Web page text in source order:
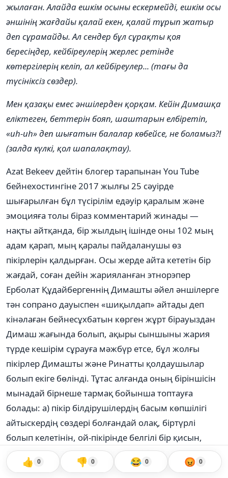
жылаған. Алайда ешкім осыны ескермейді, ешкім осы
әншінің жағдайы қалай екен, қалай тұрып жатыр
деп сұрамайды. Ал сендер бұл сұрақты қоя
бересіңдер, кейбіреулерің жерлес ретінде
көтергілерің келіп, ал кейбіреулер... (тағы да
түсініксіз сөздер).
Мен қазақы емес әншілерден қорқам. Кейін Димашқа
еліктеген, беттерін бояп, шаштарын елбіретіп,
«иһ-иһ» деп шығатын балалар көбейсе, не боламыз?!
(залда күлкі, қол шапалақтау).
Azat Bekeev дейтін блогер тарапынан You Tube
бейнехостингіне 2017 жылғы 25 сәуірде
шығарылған бұл түсірілім едәуір қаралым және
эмоцияға толы біраз комментарий жинады ―
нақты айтқанда, бір жылдың ішінде оны 102 мың
адам қарап, мың қаралы пайдаланушы өз
пікірлерін қалдырған. Осы жерде айта кететін бір
жағдай, соған дейін жарияланған этнорэпер
Ерболат Құдайбергеннің Димашты әйел әншілерге
тән сопрано дауыспен «шиқылдап» айтады деп
кінәлаған бейнесұхбатын көрген жұрт бірауыздан
Димаш жағында болып, ақыры сыншыны жария
түрде кешірім сұрауға мәжбүр етсе, бұл жолғы
пікірлер Димашты және Ринатты қолдаушылар
болып екіге бөлінді. Тұтас алғанда оның біріншісін
мынадай бірнеше тармақ бойынша топтауға
болады: а) пікір білдірушілердің басым көпшілігі
айтыскердің сөздері болғандай олақ, біртүрлі
болып келетінін, ой-пікірінде белгілі бір қисын,
логикалық жалғастық жоқ екендігін атап көрсетеді
және сөз өнерінде жүрген адамның осыншама
👍 0 👎 0 😂 0 😡 0